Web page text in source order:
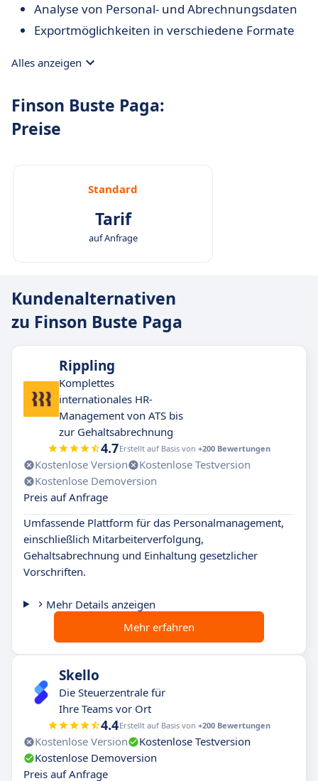
Analyse von Personal- und Abrechnungsdaten
Exportmöglichkeiten in verschiedene Formate
Alles anzeigen
Finson Buste Paga:
Preise
Standard
Tarif
auf Anfrage
Kundenalternativen
zu Finson Buste Paga
Rippling
Komplettes
internationales HR-
Management von ATS bis
zur Gehaltsabrechnung
4.7Erstellt auf Basis von +200 Bewertungen
Kostenlose Version
Kostenlose Testversion
Kostenlose Demoversion
Preis auf Anfrage
Umfassende Plattform für das Personalmanagement,
einschließlich Mitarbeiterverfolgung,
Gehaltsabrechnung und Einhaltung gesetzlicher
Vorschriften.
Mehr Details anzeigen
Mehr erfahren
Skello
Die Steuerzentrale für
Ihre Teams vor Ort
4.4Erstellt auf Basis von +200 Bewertungen
Kostenlose Version
Kostenlose Testversion
Kostenlose Demoversion
Preis auf Anfrage